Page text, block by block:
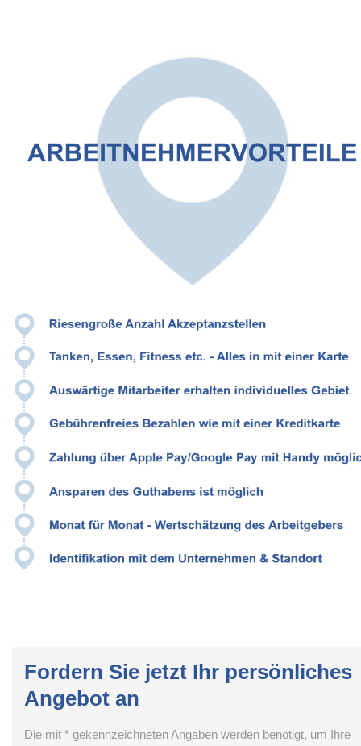
Fordern Sie jetzt Ihr persönliches
Angebot an
Die mit * gekennzeichneten Angaben werden benötigt, um Ihre